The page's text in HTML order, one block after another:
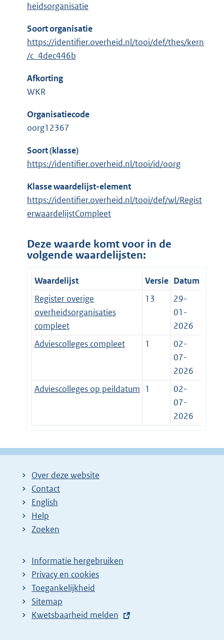
heidsorganisatie
Soort organisatie
https://identifier.overheid.nl/tooi/def/thes/kern
/c_4dec446b
Afkorting
WKR
Organisatiecode
oorg12367
Soort (klasse)
https://identifier.overheid.nl/tooi/id/oorg
Klasse waardelijst-element
https://identifier.overheid.nl/tooi/def/wl/Regist
erwaardelijstCompleet
Deze waarde komt voor in de
volgende waardelijsten:
Waardelijst Versie Datum
Register overige
overheidsorganisaties
compleet
13
29-
01-
2026
Adviescolleges compleet
1
02-
07-
2026
Adviescolleges op peildatum 1
02-
07-
2026
Over deze website
Contact
English
Help
Zoeken
Informatie hergebruiken
Privacy en cookies
Toegankelijkheid
Sitemap
E
Kwetsbaarheid melden